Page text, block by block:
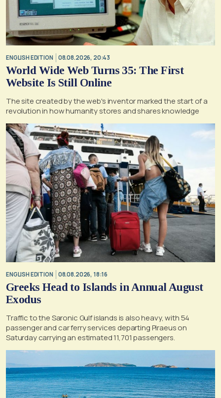
ENGLISH EDITION 08.08.2026, 20:43
World Wide Web Turns 35: The First
Website Is Still Online
The site created by the web's inventor marked the start of a
revolution in how humanity stores and shares knowledge
ENGLISH EDITION 08.08.2026, 18:16
Greeks Head to Islands in Annual August
Exodus
Traffic to the Saronic Gulf islands is also heavy, with 54
passenger and car ferry services departing Piraeus on
Saturday carrying an estimated 11,701 passengers.